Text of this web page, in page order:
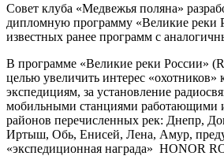
Совет клуба «Медвежья поляна»
дипломную программу «Великие реки
известных ранее программ с
В программе «Великие реки России»
целью увеличить интерес
экспедициям, за установление
мобильными станциями работающими
районов перечисленных рек: Днепр,
Иртыш, Обь, Енисей, Лена, Амур,
«экспедиционная награда» HONOR